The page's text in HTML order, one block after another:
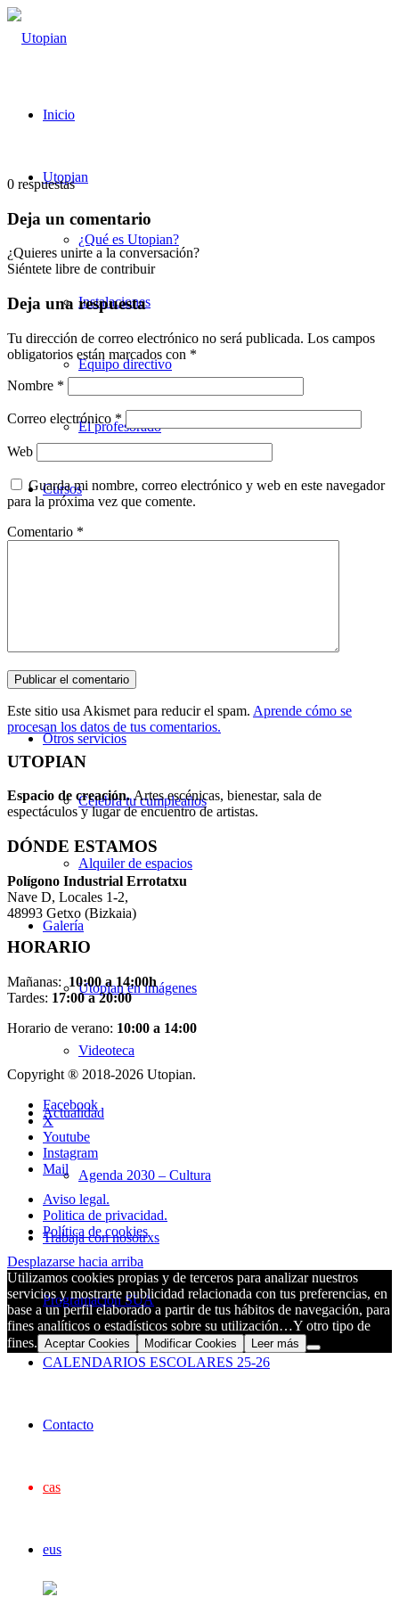
Inicio
Utopian
¿Qué es Utopian?
Instalaciones
Equipo directivo
El profesorado
Cursos
Música
Otros servicios
Celebra tu cumpleaños
Alquiler de espacios
Galería
Utopian en imágenes
Videoteca
Actualidad
Agenda 2030 – Cultura
Trabaja con nosotrxs
Programación SUA
CALENDARIOS ESCOLARES 25-26
Contacto
cas
eus
0 respuestas
Deja un comentario
¿Quieres unirte a la conversación?
Siéntete libre de contribuir
Deja una respuesta
Tu dirección de correo electrónico no será publicada. Los campos
obligatorios están marcados con *
Nombre *
Correo electrónico *
Web
Guarda mi nombre, correo electrónico y web en este navegador
para la próxima vez que comente.
Comentario *
Este sitio usa Akismet para reducir el spam. Aprende cómo se
procesan los datos de tus comentarios.
UTOPIAN
Espacio de creación.Artes escénicas, bienestar, sala de
espectáculos y lugar de encuentro de artistas.
DÓNDE ESTAMOS
Polígono Industrial Errotatxu
Nave D, Locales 1-2,
48993 Getxo (Bizkaia)
HORARIO
Mañanas: 10:00 a 14:00h
Tardes: 17:00 a 20:00
Horario de verano: 10:00 a 14:00
Copyright ® 2018-2026 Utopian.
Facebook
X
Youtube
Instagram
Mail
Aviso legal.
Politica de privacidad.
Política de cookies
Desplazarse hacia arriba
Utilizamos cookies propias y de terceros para analizar nuestros
servicios y mostrarte publicidad relacionada con tus preferencias, en
base a un perfil elaborado a partir de tus hábitos de navegación, para
fines analíticos o estadísticos sobre su utilización…Y otro tipo de
fines. Aceptar Cookies Modificar Cookies Leer más